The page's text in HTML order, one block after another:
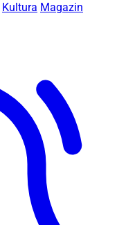
Kultura Magazin